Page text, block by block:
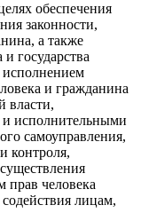
обеспечения
законности,
а также
государства
исполнением
и гражданина
власти,
и исполнительными
самоуправления,
контроля,
прав человека
лицам,